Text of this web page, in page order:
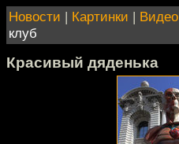
Новости | Картинки | Видео
клуб
Красивый дяденька